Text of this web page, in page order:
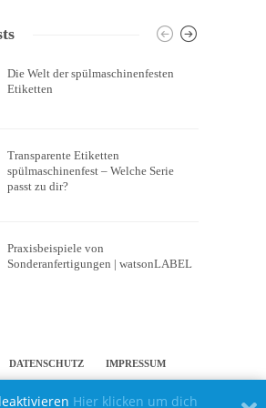
Die Welt der spülmaschinenfesten
Etiketten
Transparente Etiketten
spülmaschinenfest – Welche Serie
passt zu dir?
Praxisbeispiele von
Sonderanfertigungen | watsonLABEL
DATENSCHUTZ IMPRESSUM
ETIKETTEN UND
Hier klicken um dich